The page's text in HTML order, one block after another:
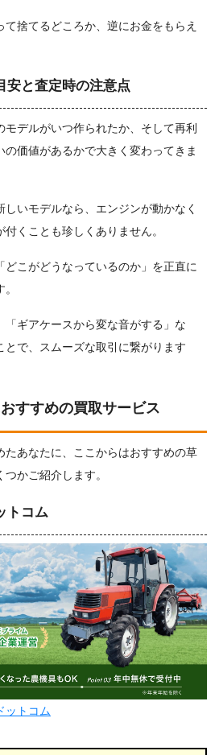
捨てるどころか、逆にお金をもらえ
安と査定時の注意点
デルがいつ作られたか、そして再利
価値があるかで大きく変わってきま
いモデルなら、エンジンが動かなく
くことも珍しくありません。
どこがどうなっているのか」を正直に
「ギアケースから変な音がする」な
とで、スムーズな取引に繋がります
すすめの買取サービス
たあなたに、ここからはおすすめの草
かご紹介します。
トコム
ットコム